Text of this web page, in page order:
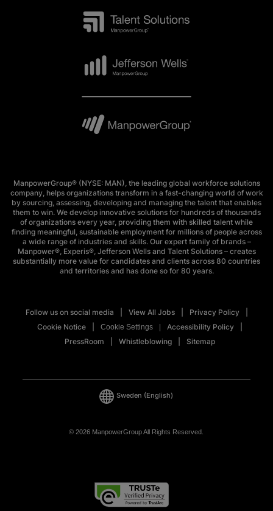
ManpowerGroup® (NYSE: MAN), the leading global workforce solutions
company, helps organizations transform in a fast-changing world of work
by sourcing, assessing, developing and managing the talent that enables
them to win. We develop innovative solutions for hundreds of thousands
of organizations every year, providing them with skilled talent while
finding meaningful, sustainable employment for millions of people across
a wide range of industries and skills. Our expert family of brands –
Manpower®, Experis®, Jefferson Wells and Talent Solutions – creates
substantially more value for candidates and clients across 80 countries
and territories and has done so for 80 years.
Follow us on social media View All Jobs
Privacy Policy
Cookie Notice
Cookie Settings
Accessibility Policy
PressRoom
Whistleblowing Sitemap
© 2026 ManpowerGroup All Rights Reserved.
Sweden (English)